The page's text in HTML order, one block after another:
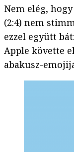
Nem elég,
(2:4) nem
ezzel együtt
Apple követte
abakusz-